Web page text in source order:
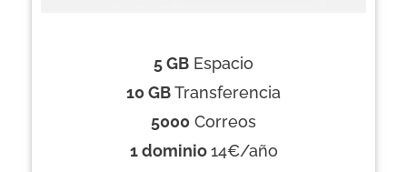
5 GB Espacio
10 GBTransferencia
5000 Correos
1 dominio14€/año